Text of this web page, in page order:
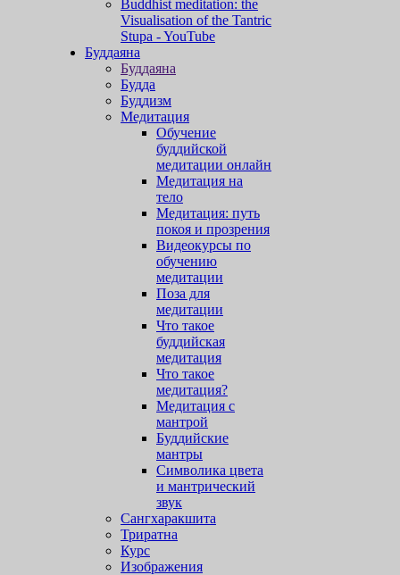
Buddhist meditation: the
Visualisation of the Tantric
Stupa - YouTube
Буддаяна
Буддаяна
Будда
Буддизм
Медитация
Обучение
буддийской
медитации онлайн
Медитация на
тело
Медитация: путь
покоя и прозрения
Видеокурсы по
обучению
медитации
Поза для
медитации
Что такое
буддийская
медитация
Что такое
медитация?
Медитация с
мантрой
Буддийские
мантры
Символика цвета
и мантрический
звук
Сангхаракшита
Триратна
Курс
Изображения